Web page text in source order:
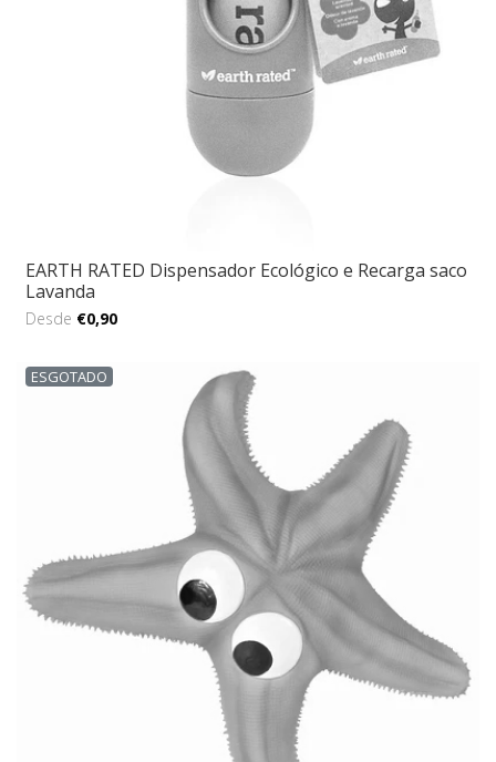
EARTH RATED Dispensador Ecológico e Recarga saco
Lavanda
Desde €0,90
ESGOTADO